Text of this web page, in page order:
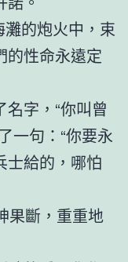
的炮火中，束
的性命永遠定
字，“你叫曾
一句：“你要永
士給的，哪怕
果斷，重重地